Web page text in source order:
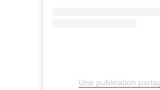
Une publication